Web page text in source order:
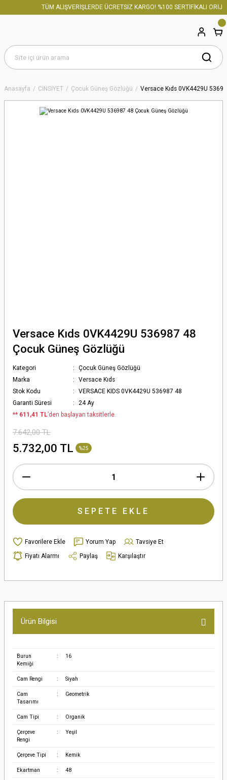
TÜM ALIŞVERİŞLERDE ÜCRETSİZ KARGO! %100 SERTİFİKALI
Anasayfa CİNSİYET Çocuk Güneş Gözlüğü Versace Kıds 0VK4429U
Versace Kıds 0VK4429U 536987 48
Çocuk Güneş Gözlüğü
Kategori
Çocuk Güneş Gözlüğü
Marka
Versace Kıds
Stok Kodu
VERSACE KIDS 0VK4429U 536987 48
Garanti Süresi
24 Ay
** 611,41 TL’den başlayan taksitlerle.
7.642,00 TL
5.732,00 TL %25
SEPETE EKLE
Yorum Yap
Tavsiye Et
Fiyatı Alarmı
Paylaş Karşılaştır
Ürün Bilgisi
Burun
Kemiği
: 16
Cam Rengi : Siyah
Cam
Tasarımı
: Geometrik
Cam Tipi : Organik
Çerçeve
Rengi
: Yeşil
Çerçeve Tipi : Kemik
Ekartman : 48